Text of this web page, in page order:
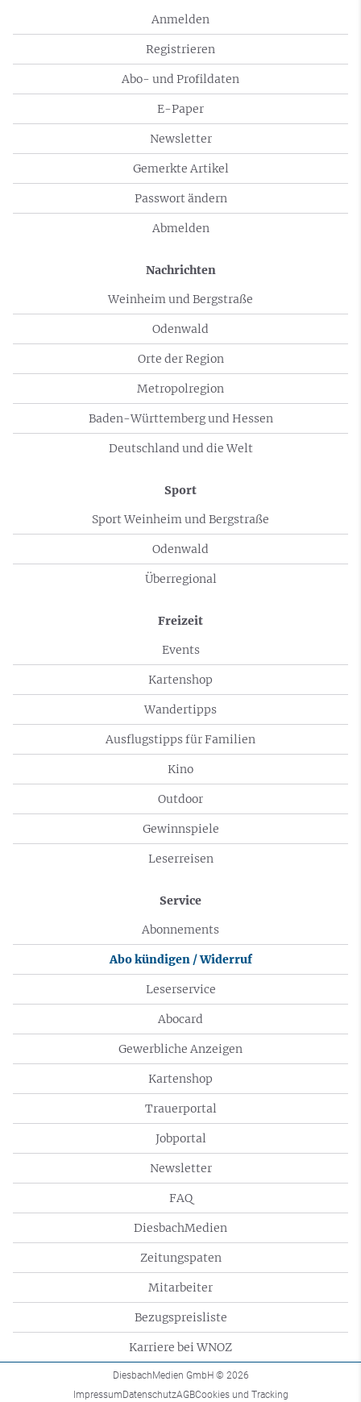
Anmelden
Registrieren
Abo- und Profildaten
E-Paper
Newsletter
Gemerkte Artikel
Passwort ändern
Abmelden
Nachrichten
Weinheim und Bergstraße
Odenwald
Orte der Region
Metropolregion
Baden-Württemberg und Hessen
Deutschland und die Welt
Sport
Sport Weinheim und Bergstraße
Odenwald
Überregional
Freizeit
Events
Kartenshop
Wandertipps
Ausflugstipps für Familien
Kino
Outdoor
Gewinnspiele
Leserreisen
Service
Abonnements
Abo kündigen / Widerruf
Leserservice
Abocard
Gewerbliche Anzeigen
Kartenshop
Trauerportal
Jobportal
Newsletter
FAQ
DiesbachMedien
Zeitungspaten
Mitarbeiter
Bezugspreisliste
Karriere bei WNOZ
DiesbachMedien GmbH © 2026
ImpressumDatenschutzAGBCookies und Tracking